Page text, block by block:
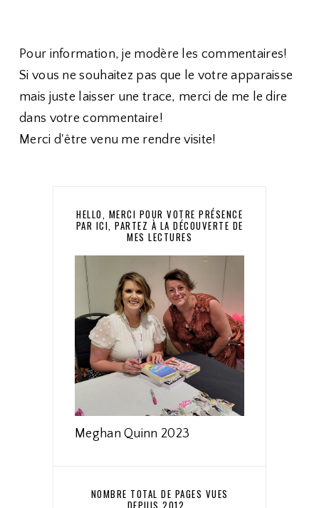
Pour information, je modère les commentaires!
Si vous ne souhaitez pas que le votre apparaisse
mais juste laisser une trace, merci de me le dire
dans votre commentaire!
Merci d'être venu me rendre visite!
HELLO, MERCI POUR VOTRE PRÉSENCE
PAR ICI, PARTEZ À LA DÉCOUVERTE DE
MES LECTURES
Meghan Quinn 2023
NOMBRE TOTAL DE PAGES VUES